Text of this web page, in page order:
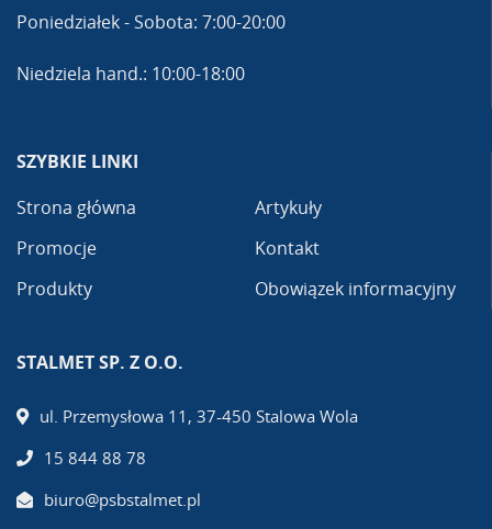
Poniedziałek - Sobota: 7:00-20:00
Niedziela hand.: 10:00-18:00
SZYBKIE LINKI
Strona główna
Promocje
Produkty
Artykuły
Kontakt
Obowiązek informacyjny
STALMET SP. Z O.O.
ul. Przemysłowa 11, 37-450 Stalowa Wola
15 844 88 78
biuro@psbstalmet.pl